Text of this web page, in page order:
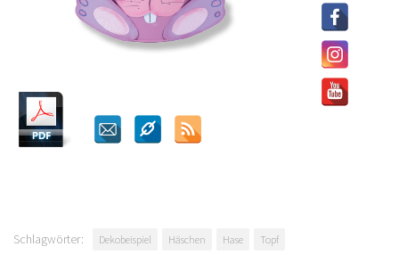
Schlagwörter: Dekobeispiel Häschen Hase Topf